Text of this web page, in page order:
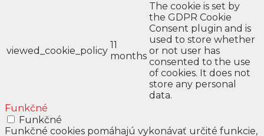
viewed_cookie_policy
11
months
The cookie is set by
the GDPR Cookie
Consent plugin and is
used to store whether
or not user has
consented to the use
of cookies. It does not
store any personal
data.
Funkčné
Funkčné
Funkčné cookies pomáhajú vykonávať určité funkcie,